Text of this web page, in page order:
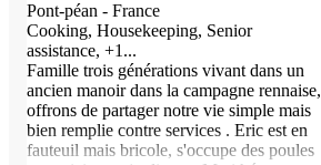
Pont-péan - France
Cooking, Housekeeping, Senior
assistance, +1...
Famille trois générations vivant dans un
ancien manoir dans la campagne rennaise,
offrons de partager notre vie simple mais
bien remplie contre services . Eric est en
fauteuil mais bricole, s'occupe des poules